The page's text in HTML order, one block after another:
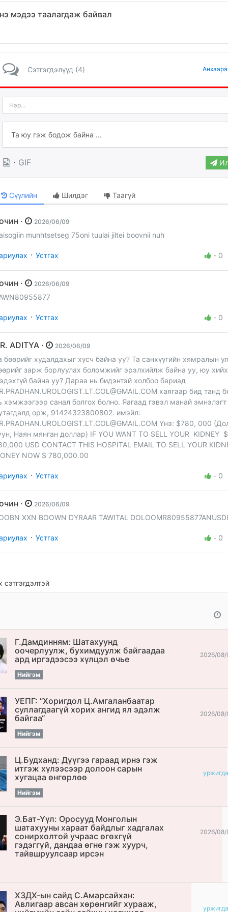
мэдээ таалагдаж байвал
Сэтгэгдэлүүд (4)
· GIF
Сүүлийн Шилдэг Таагүй
Зочин · 2026/06/09
munhtsetseg 75oni tuulai jiltei boovnii nuh
· Устгах - 0
Зочин · 2026/06/09
· Устгах - 0
DR. ADITYA · 2026/06/09
бөөрийг худалдахыг хүсч байна уу? Та санхүүгийн хямралын
зарж борлуулах боломжийг эрэлхийлж байна уу, юу
байна уу? Дараа нь бидэнтэй холбоо бариад
хаягаар бид танд
хэмжээгээр санал болгох болно. Яагаад гэвэл манай
орж, 91424323800802. имэйл:
Yнэ: $780, 000
Наян мянган доллар) IF YOU WANT TO SELL YOUR KIDNEY $
USD CONTACT THIS HOSPITAL EMAIL TO SELL YOUR
NOW $ 780,000.00
· Устгах - 0
Зочин · 2026/06/09
XXN BOOWN DYRAAR TAWITAL DOLOOMR80955877ANUSDI
· Устгах - 0
Г.Дамдинням: Шатахуунд
оочерлуулж, бухимдуулж байгаадаа
ард иргэдээсээ хүлцэл өчье
Нийгэм
2026/08/
УЕПГ: “Хоригдол Ц.Амгаланбаатар
cуллагдаагүй хорих ангид ял эдэлж
байгаа“
Нийгэм
2026/08/
Ц.Будханд: Дүүгээ гараад ирнэ гэж
итгэж хүлээсээр долоон сарын
хугацаа өнгөрлөө
Нийгэм
Э.Бат-Үүл: Оросууд Монголын
шатахууны хараат байдлыг хадгалах
сонирхолтой учраас өгөхгүй
гэдэггүй, дандаа өгнө гэж хуурч,
тайвшруулсаар ирсэн
2026/08/
ХЗДХ-ын сайд С.Амарсайхан:
Авлигаар авсан хөрөнгийг хурааж,